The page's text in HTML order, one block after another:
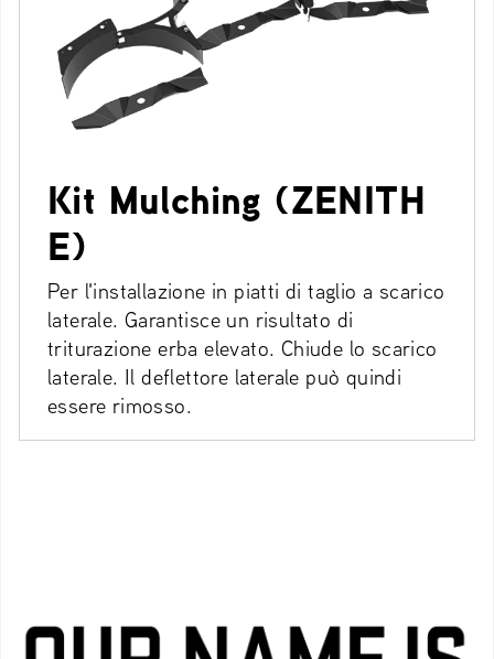
Kit Mulching (ZENITH
E)
Per l'installazione in piatti di taglio a scarico
laterale. Garantisce un risultato di
triturazione erba elevato. Chiude lo scarico
laterale. Il deflettore laterale può quindi
essere rimosso.